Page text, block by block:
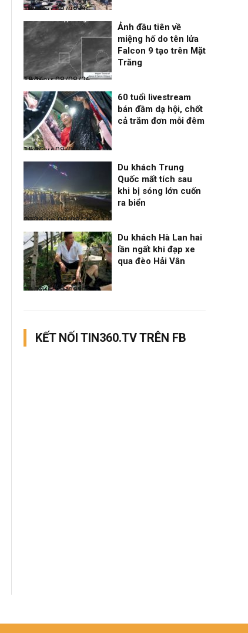
Thời sự
08/08/26, 18:19
Thời sự
08/08/26, 18:16
Ảnh đầu tiên về
miệng hố do tên lửa
Falcon 9 tạo trên Mặt
Trăng
Thời sự
08/08/26, 13:13
60 tuổi livestream
bán đầm dạ hội, chốt
cả trăm đơn mỗi đêm
Điểm tin
08/08/26, 13:11
Du khách Trung
Quốc mất tích sau
khi bị sóng lớn cuốn
ra biển
Thời sự
08/08/26, 13:10
Du khách Hà Lan hai
lần ngất khi đạp xe
qua đèo Hải Vân
KẾT NỐI TIN360.TV TRÊN FB